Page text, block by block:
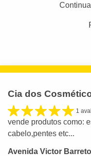
Cia dos
1 aval.
vende produtos como:
cabelo,pentes etc...
Avenida Victor